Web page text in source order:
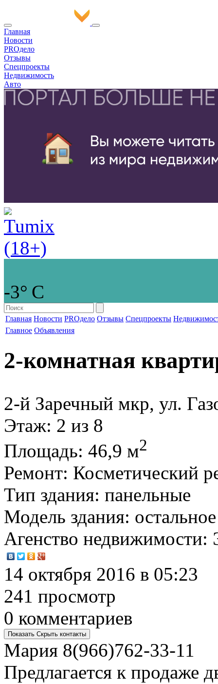
Главная
Новости
PROдело
Отзывы
Спецпроекты
Недвижимость
Авто
-3° С
Главная Новости PROдело Отзывы Спецпроекты
Главное Объявления
2-комнатная
2-й Заречный мкр, ул.
Этаж: 2 из 8
Площадь: 46,9 м2
Ремонт: Косметический
Тип здания: панельные
Модель здания: остальное
Агенство недвижимости:
14 октября 2016 в 05:23
241 просмотр
0 комментариев
Показать Скрыть контакты
Мария 8(966)762-33-11
Предлагается к продаже